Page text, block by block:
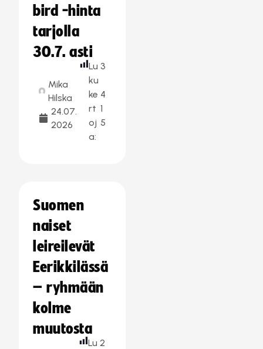
bird -hinta
tarjolla
30.7. asti
Mika
Hilska
24.07.
2026
Lu
ku
ke
rt
oj
a:
3
4
1
5
Suomen
naiset
leireilevät
Eerikkilässä
– ryhmään
kolme
muutosta
Lu 2